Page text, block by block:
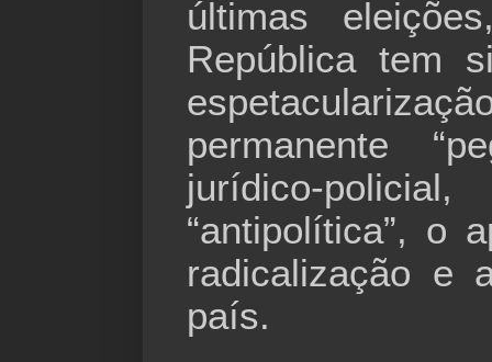
últimas
República tem
permanente
jurídico-
“antipolítica”, o
radicalização e
país.